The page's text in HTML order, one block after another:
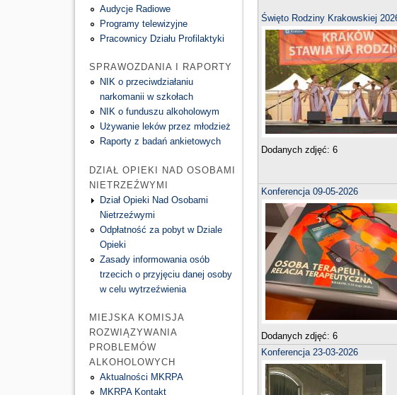
Święto Rodziny Krakowskiej
Dodanych zdjęć:6
Konferencja 09-05-2026
Dodanych zdjęć:6
Konferencja 23-03-2026
Audycje Radiowe
Programy telewizyjne
Pracownicy Działu Profilaktyki
SPRAWOZDANIA I RAPORTY
NIK o przeciwdziałaniu
narkomanii w szkołach
NIK o funduszu alkoholowym
Używanie leków przez młodzież
Raporty z badań ankietowych
DZIAŁ OPIEKI NAD OSOBAMI
NIETRZEŹWYMI
Dział Opieki Nad Osobami
Nietrzeźwymi
Odpłatność za pobyt w Dziale
Opieki
Zasady informowania osób
trzecich o przyjęciu danej osoby
w celu wytrzeźwienia
MIEJSKA KOMISJA
ROZWIĄZYWANIA
PROBLEMÓW
ALKOHOLOWYCH
Aktualności MKRPA
MKRPA Kontakt